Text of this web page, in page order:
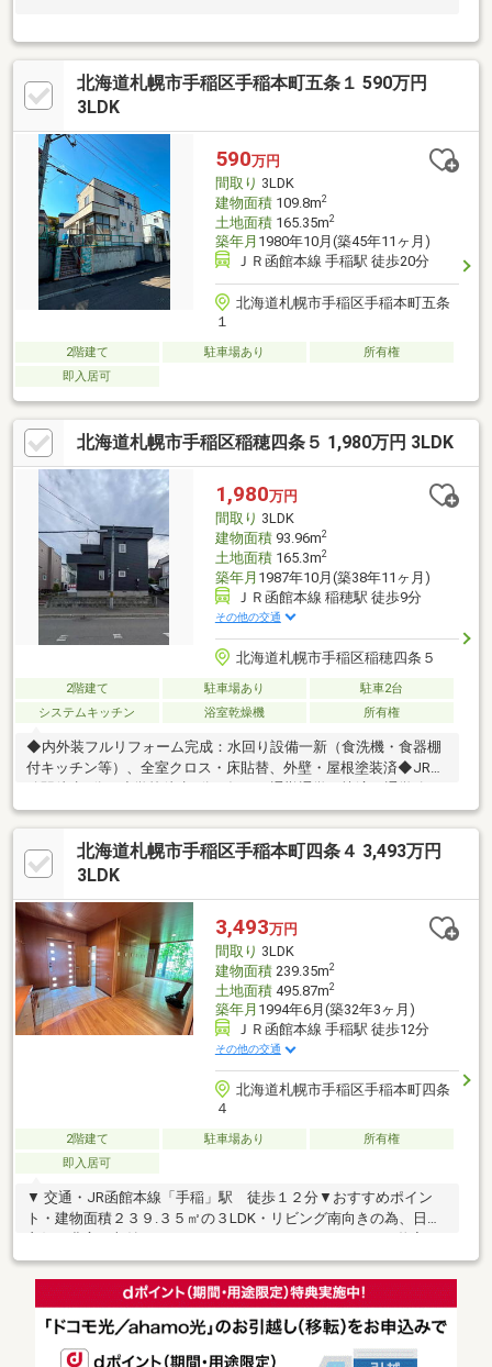
北海道札幌市手稲区手稲本町五条１ 590万円
3LDK
590万円
間取り 3LDK
建物面積109.8m2
土地面積165.35m2
築年月 1980年10月(築45年11ヶ月)
ＪＲ函館本線 手稲駅 徒歩20分
北海道札幌市手稲区手稲本町五条
１
2階建て 駐車場あり
所有権
即入居可
北海道札幌市手稲区稲穂四条５ 1,980万円 3LDK
1,980万円
間取り 3LDK
建物面積93.96m2
土地面積165.3m2
築年月 1987年10月(築38年11ヶ月)
ＪＲ函館本線 稲穂駅 徒歩9分
その他の交通
北海道札幌市手稲区稲穂四条５
2階建て 駐車場あり
駐車2台
システムキッチン
浴室乾燥機 所有権
◆内外装フルリフォーム完成：水回り設備一新（食洗機・食器棚
付キッチン等）、全室クロス・床貼替、外壁・屋根塗装済◆JR稲
穂駅徒歩9分＆小学校徒歩1分：毎日の通勤通学が快適。通学路も
安心で子育て世帯にもおすすめの立地◆全室6帖以上のゆとりあ
る3LDK：全居室フローリング＆収納付き。食洗機を備えた対面キ
ッチンで家事効率もアップ◆敷地50坪・駐車2台可能：アスファ
ルト舗装済みの縦列駐車スペース完備（※車種による）◆周辺環
住宅街
北海道札幌市手稲区手稲本町四条４ 3,493万円
3LDK
3,493万円
間取り 3LDK
建物面積239.35m2
土地面積495.87m2
築年月 1994年6月(築32年3ヶ月)
ＪＲ函館本線 手稲駅 徒歩12分
その他の交通
北海道札幌市手稲区手稲本町四条
４
2階建て 駐車場あり
所有権
即入居可
▼ 交通・JR函館本線「手稲」駅 徒歩１２分▼おすすめポイン
ト・建物面積２３９.３５㎡の３LDK・リビング南向きの為、日照
全居室に収納有り）・モニター付きインターホン▼通学エリア・
手稲中央小学校 徒歩１３分・稲穂中学校 徒歩１５分